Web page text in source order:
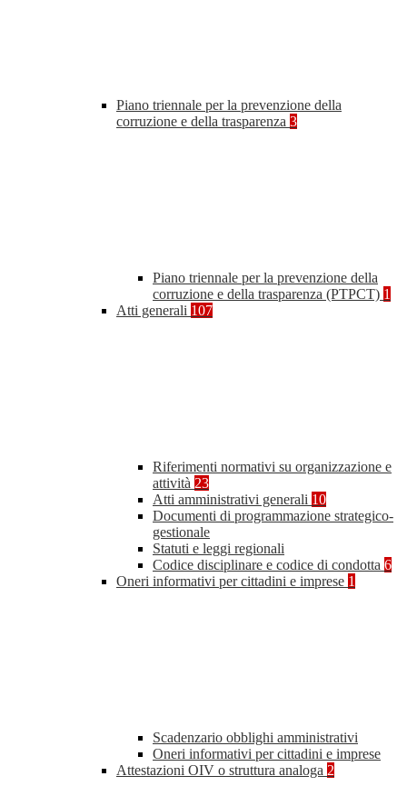
Piano triennale per la prevenzione della
corruzione e della trasparenza 3
Piano triennale per la prevenzione della
corruzione e della trasparenza (PTPCT) 1
Atti generali 107
Riferimenti normativi su organizzazione e
attività 23
Atti amministrativi generali 10
Documenti di programmazione strategico-
gestionale
Statuti e leggi regionali
Codice disciplinare e codice di condotta 6
Oneri informativi per cittadini e imprese 1
Scadenzario obblighi amministrativi
Oneri informativi per cittadini e imprese
Attestazioni OIV o struttura analoga 2